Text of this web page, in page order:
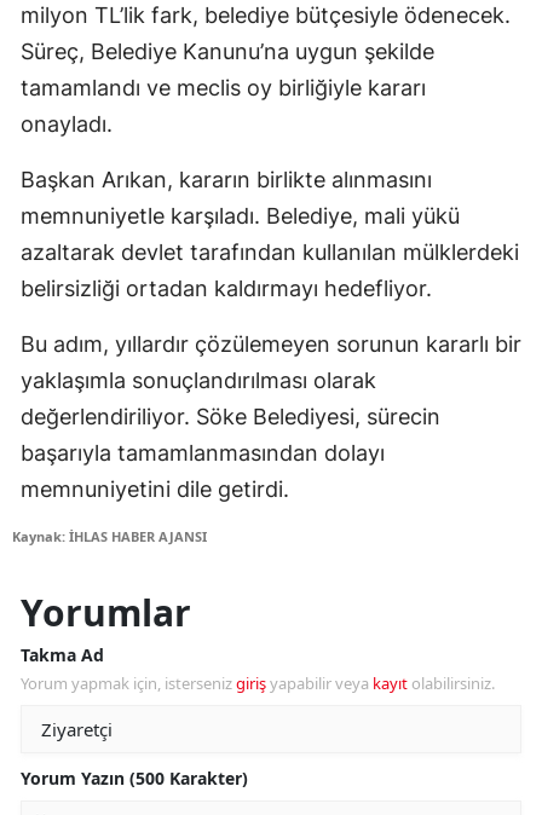
milyon TL’lik fark, belediye bütçesiyle ödenecek.
Süreç, Belediye Kanunu’na uygun şekilde
tamamlandı ve meclis oy birliğiyle kararı
onayladı.
Başkan Arıkan, kararın birlikte alınmasını
memnuniyetle karşıladı. Belediye, mali yükü
azaltarak devlet tarafından kullanılan mülklerdeki
belirsizliği ortadan kaldırmayı hedefliyor.
Bu adım, yıllardır çözülemeyen sorunun kararlı bir
yaklaşımla sonuçlandırılması olarak
değerlendiriliyor. Söke Belediyesi, sürecin
başarıyla tamamlanmasından dolayı
memnuniyetini dile getirdi.
Kaynak: İHLAS HABER AJANSI
Yorumlar
Takma Ad
Yorum yapmak için, istersenizgirişyapabilir veya kayıt olabilirsiniz.
Yorum Yazın (500 Karakter)